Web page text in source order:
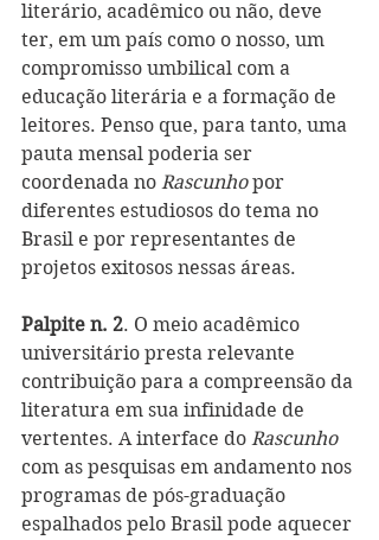
literário, acadêmico ou não, deve
ter, em um país como o nosso, um
compromisso umbilical com a
educação literária e a formação de
leitores. Penso que, para tanto, uma
pauta mensal poderia ser
coordenada no Rascunho por
diferentes estudiosos do tema no
Brasil e por representantes de
projetos exitosos nessas áreas.
Palpite n. 2. O meio acadêmico
universitário presta relevante
contribuição para a compreensão da
literatura em sua infinidade de
vertentes. A interface do Rascunho
com as pesquisas em andamento nos
programas de pós-graduação
espalhados pelo Brasil pode aquecer